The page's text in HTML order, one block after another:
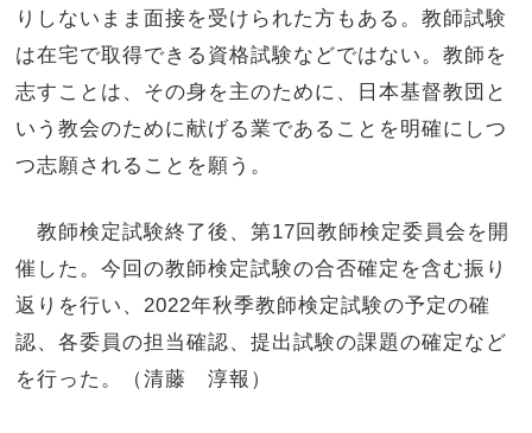
りしないまま面接を受けられた方もある。教師試験
は在宅で取得できる資格試験などではない。教師を
志すことは、その身を主のために、日本基督教団と
いう教会のために献げる業であることを明確にしつ
つ志願されることを願う。
教師検定試験終了後、第17回教師検定委員会を開
催した。今回の教師検定試験の合否確定を含む振り
返りを行い、2022年秋季教師検定試験の予定の確
認、各委員の担当確認、提出試験の課題の確定など
を行った。（清藤 淳報）